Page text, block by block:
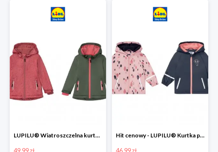
LUPILU® Wiatroszczelna kurtka dziecięca softshell, 1 sztuka Hit cenowy - LUPILU® Kurtka przeciwdeszczowa dziewczęca, 1 sztuka